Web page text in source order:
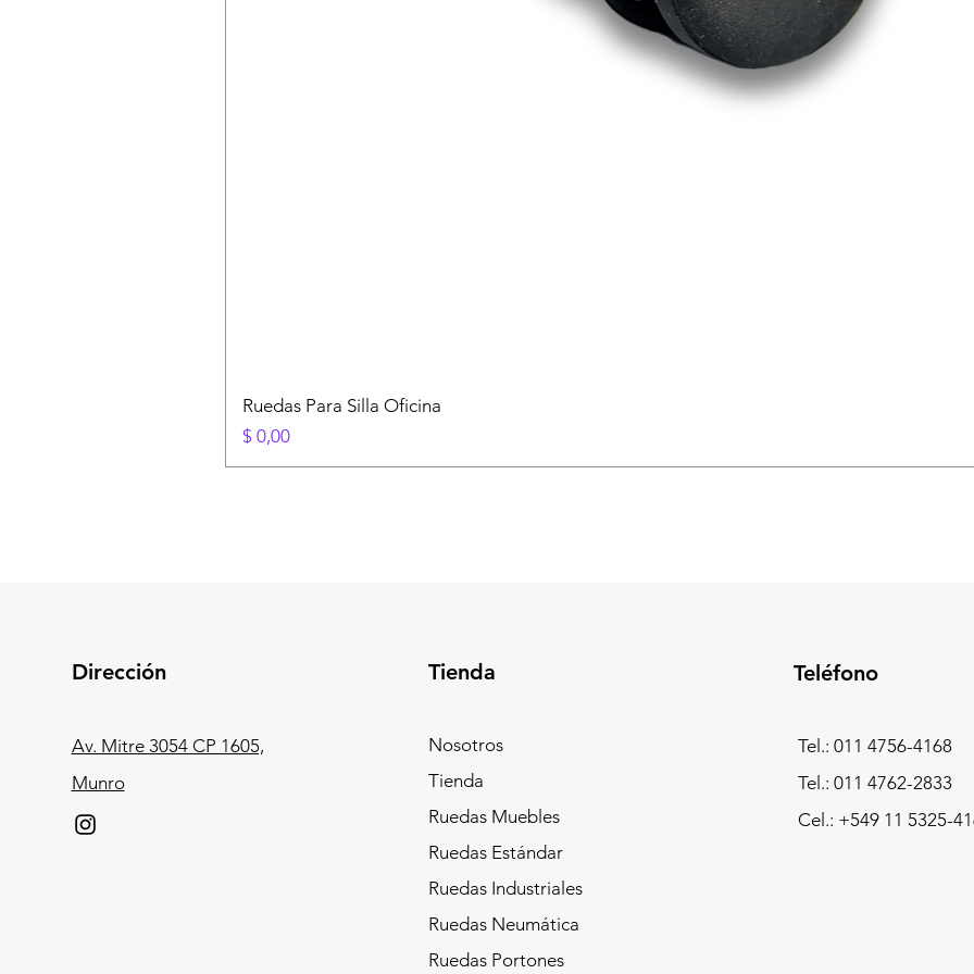
Ruedas Para Silla Oficina
Precio
$ 0,00
Dirección
Av. Mitre 3054 CP 1605,
Munro
Tienda
Nosotros
Tienda
Ruedas Muebles
Ruedas Estándar
Ruedas Industriales
Ruedas Neumática
Ruedas Portones
Teléfono
Tel.: 011 4756-4168
Tel.: 011 4762-2833
Cel.: +549 11 5325-